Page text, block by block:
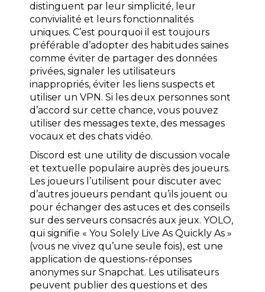
distinguent par leur simplicité, leur
convivialité et leurs fonctionnalités
uniques. C’est pourquoi il est toujours
préférable d’adopter des habitudes saines
comme éviter de partager des données
privées, signaler les utilisateurs
inappropriés, éviter les liens suspects et
utiliser un VPN. Si les deux personnes sont
d’accord sur cette chance, vous pouvez
utiliser des messages texte, des messages
vocaux et des chats vidéo.
Discord est une utility de discussion vocale
et textuelle populaire auprès des joueurs.
Les joueurs l’utilisent pour discuter avec
d’autres joueurs pendant qu’ils jouent ou
pour échanger des astuces et des conseils
sur des serveurs consacrés aux jeux. YOLO,
qui signifie « You Solely Live As Quickly As »
(vous ne vivez qu’une seule fois), est une
application de questions-réponses
anonymes sur Snapchat. Les utilisateurs
peuvent publier des questions et des